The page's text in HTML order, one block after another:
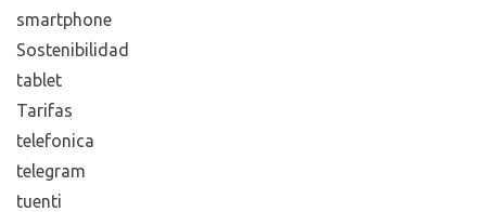
smartphone
Sostenibilidad
tablet
Tarifas
telefonica
telegram
tuenti